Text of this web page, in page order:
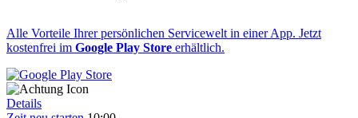
Alle Vorteile Ihrer persönlichen Servicewelt in einer App. Jetzt
kostenfrei im Google Play Store erhältlich.
Details